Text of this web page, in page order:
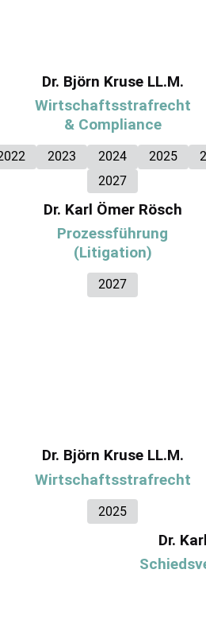
Dr. Björn Kruse LL.M.
Wirtschaftsstrafrecht
& Compliance
2023 2024 2025
2027
Dr. Karl Ömer Rösch
Prozessführung
(Litigation)
2027
Dr. Björn Kruse LL.M.
Wirtschaftsstrafrecht
2025
Dr.